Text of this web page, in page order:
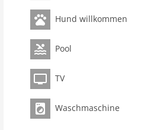
Hund willkommen
Pool
TV
Waschmaschine